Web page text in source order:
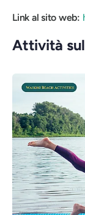
Link al sito web:
Attività